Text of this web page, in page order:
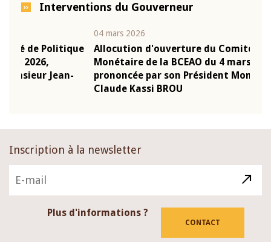
Interventions du Gouverneur
Allocution d'ouverture du Comité de Politique
Monétaire de la BCEAO du 4 mars 2026,
prononcée par son Président Monsieur Jean-
Claude Kassi BROU
Inscription à la newsletter
Plus d'informations ?
CONTACT